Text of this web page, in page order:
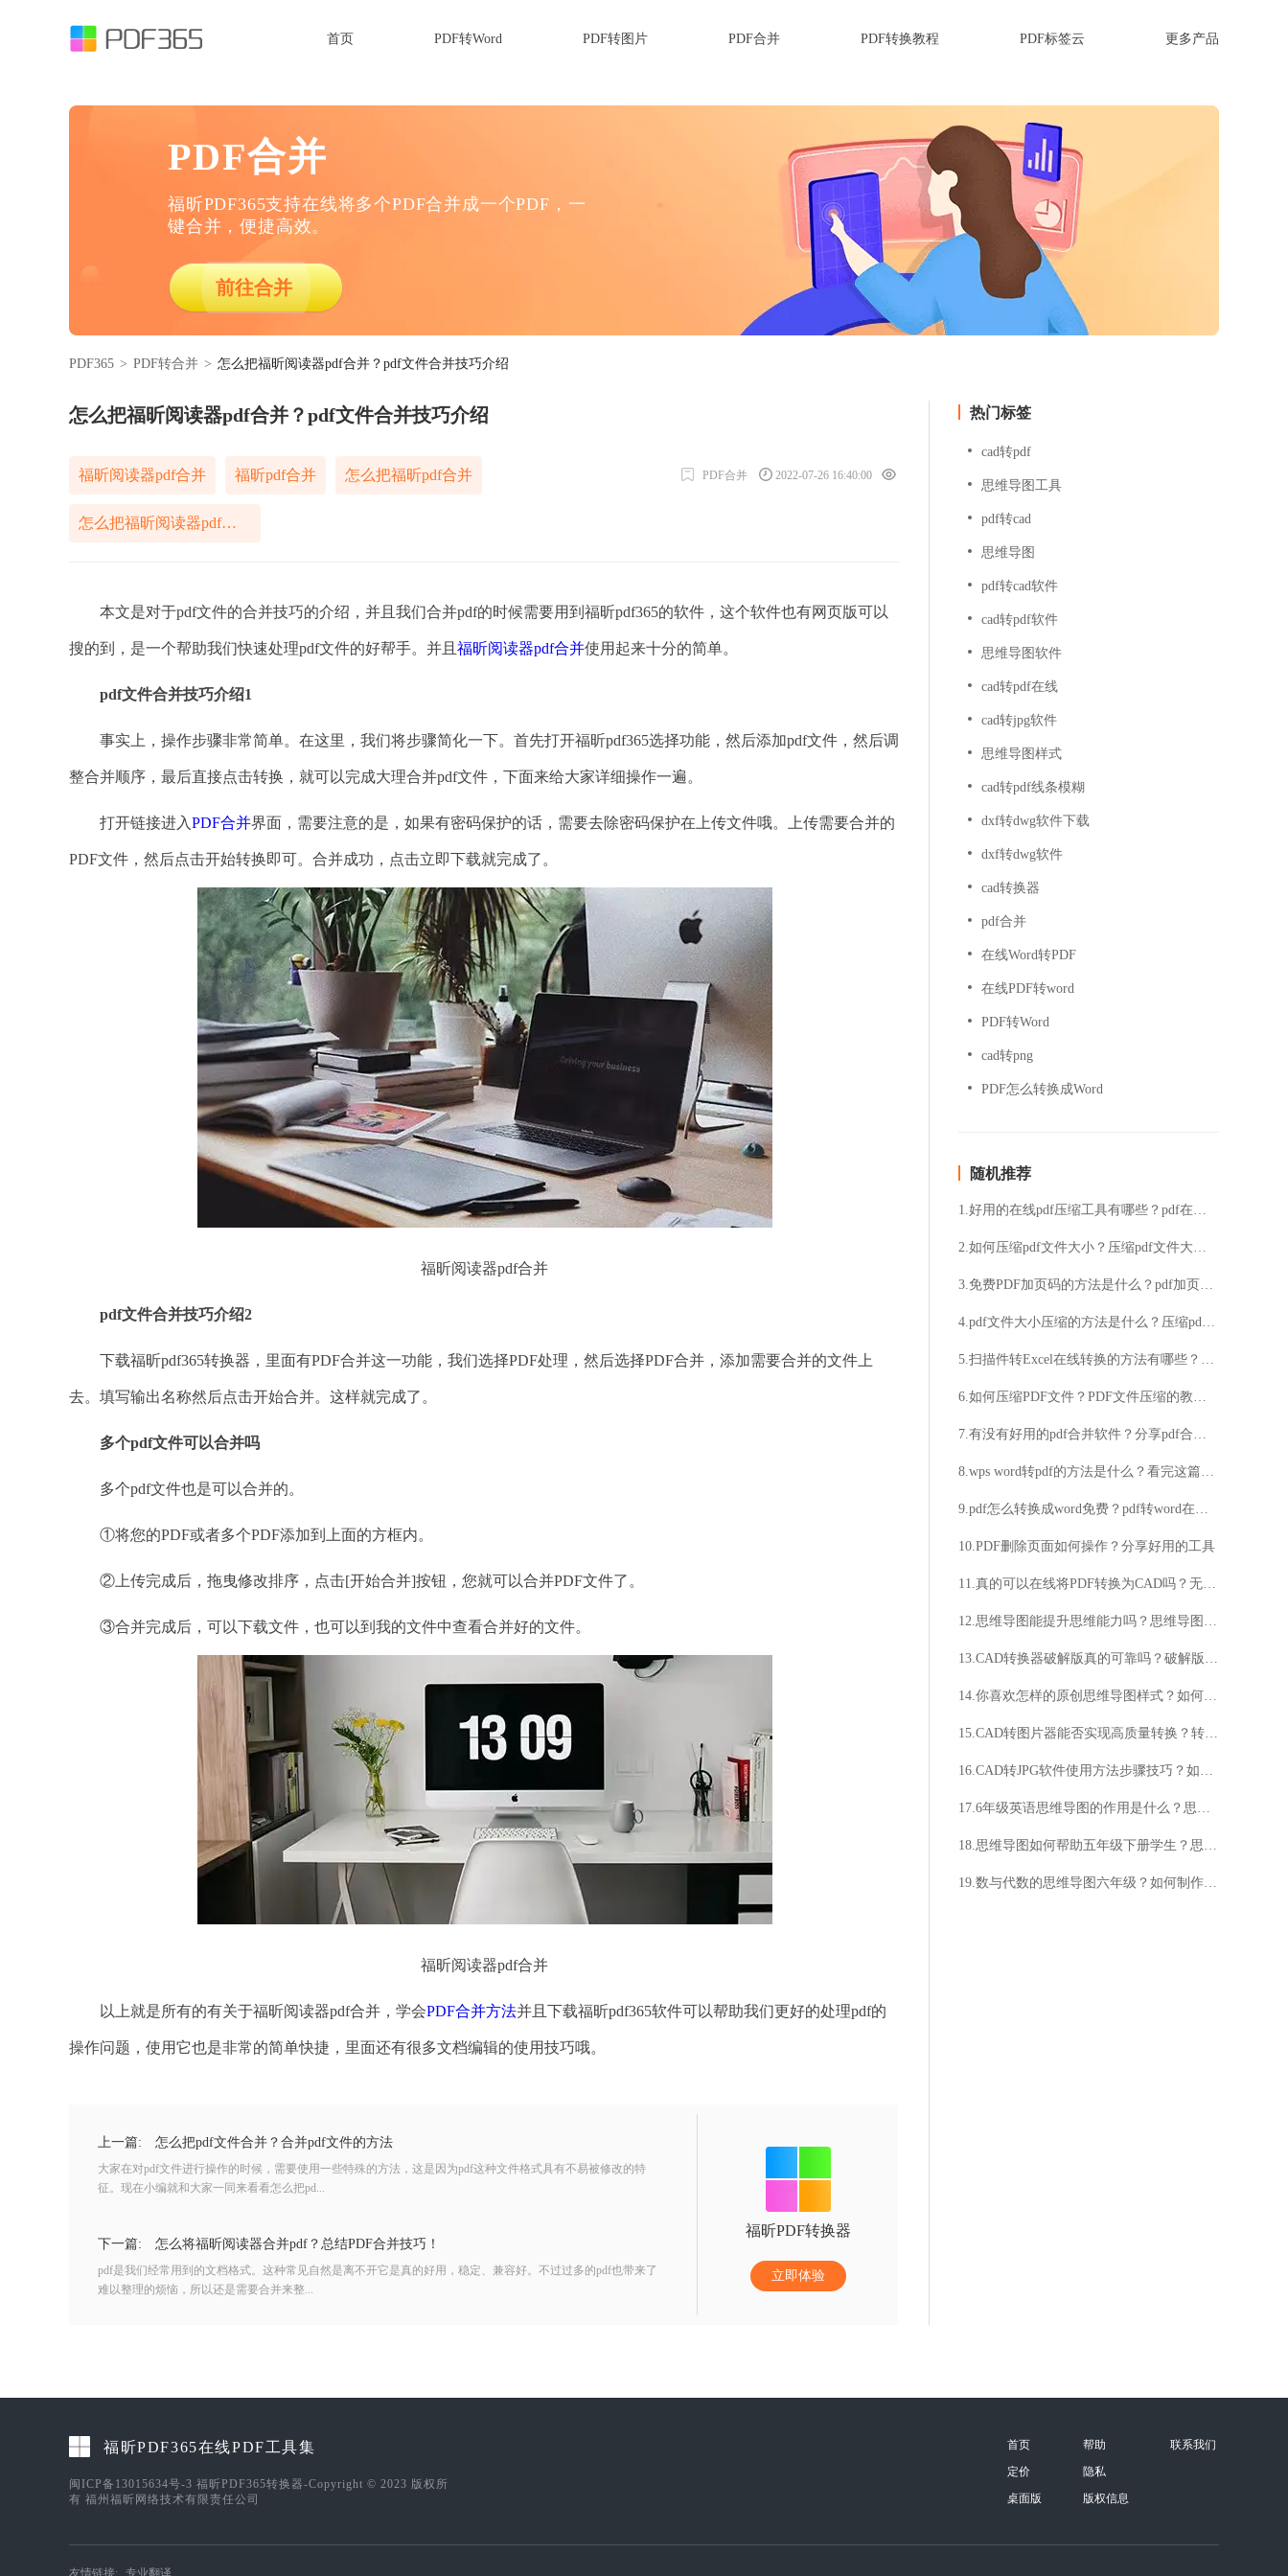
首页 PDF转Word PDF转图片 PDF合并 PDF转换教程 PDF标签云 更多产品
PDF合并
福昕PDF365支持在线将多个PDF合并成一个PDF，一
键合并，便捷高效。
前往合并
PDF365 > PDF转合并 > 怎么把福昕阅读器pdf合并？pdf文件合并技巧介绍
怎么把福昕阅读器pdf合并？pdf文件合并技巧介绍
福昕阅读器pdf合并 福昕pdf合并 怎么把福昕pdf合并
怎么把福昕阅读器pdf合并
PDF合并 2022-07-26 16:40:00
本文是对于pdf文件的合并技巧的介绍，并且我们合并pdf的时候需要用到福昕pdf365的软件，这个软件也有网页版可以
搜的到，是一个帮助我们快速处理pdf文件的好帮手。并且 福昕阅读器pdf合并使用起来十分的简单。
pdf文件合并技巧介绍1
事实上，操作步骤非常简单。在这里，我们将步骤简化一下。首先打开福昕pdf365选择功能，然后添加pdf文件，然后调
整合并顺序，最后直接点击转换，就可以完成大理合并pdf文件，下面来给大家详细操作一遍。
打开链接进入PDF合并界面，需要注意的是，如果有密码保护的话，需要去除密码保护在上传文件哦。上传需要合并的
PDF文件，然后点击开始转换即可。合并成功，点击立即下载就完成了。
福昕阅读器pdf合并
pdf文件合并技巧介绍2
下载福昕pdf365转换器，里面有PDF合并这一功能，我们选择PDF处理，然后选择PDF合并，添加需要合并的文件上
去。填写输出名称然后点击开始合并。这样就完成了。
多个pdf文件可以合并吗
多个pdf文件也是可以合并的。
①将您的PDF或者多个PDF添加到上面的方框内。
②上传完成后，拖曳修改排序，点击[开始合并]按钮，您就可以合并PDF文件了。
③合并完成后，可以下载文件，也可以到我的文件中查看合并好的文件。
福昕阅读器pdf合并
以上就是所有的有关于福昕阅读器pdf合并，学会PDF合并方法并且下载福昕pdf365软件可以帮助我们更好的处理pdf的
操作问题，使用它也是非常的简单快捷，里面还有很多文档编辑的使用技巧哦。
上一篇: 怎么把pdf文件合并？合并pdf文件的方法
大家在对pdf文件进行操作的时候，需要使用一些特殊的方法，这是因为pdf这种文件格式具有不易被修改的特
征。现在小编就和大家一同来看看怎么把pd...
下一篇: 怎么将福昕阅读器合并pdf？总结PDF合并技巧！
pdf是我们经常用到的文档格式。这种常见自然是离不开它是真的好用，稳定、兼容好。不过过多的pdf也带来了
难以整理的烦恼，所以还是需要合并来整...
福昕PDF转换器
立即体验
热门标签
cad转pdf
思维导图工具
pdf转cad
思维导图
pdf转cad软件
cad转pdf软件
思维导图软件
cad转pdf在线
cad转jpg软件
思维导图样式
cad转pdf线条模糊
dxf转dwg软件下载
dxf转dwg软件
cad转换器
pdf合并
在线Word转PDF
在线PDF转word
PDF转Word
cad转png
PDF怎么转换成Word
随机推荐
1.好用的在线pdf压缩工具有哪些？pdf在线压缩工具介绍
2.如何压缩pdf文件大小？压缩pdf文件大小的方法
3.免费PDF加页码的方法是什么？pdf加页码的方法推荐
4.pdf文件大小压缩的方法是什么？压缩pdf文件大小的具体步骤
5.扫描件转Excel在线转换的方法有哪些？感兴趣的小伙伴往这里看
6.如何压缩PDF文件？PDF文件压缩的教程分享
7.有没有好用的pdf合并软件？分享pdf合并操作步骤
8.wps word转pdf的方法是什么？看完这篇文章轻松搞定
9.pdf怎么转换成word免费？pdf转word在线免费工具推荐
10.PDF删除页面如何操作？分享好用的工具
11.真的可以在线将PDF转换为CAD吗？无需下载软件，如何实现PDF到CAD的在线转换？
12.思维导图能提升思维能力吗？思维导图适用于哪些场景？
13.CAD转换器破解版真的可靠吗？破解版CAD转换器安全吗？
14.你喜欢怎样的原创思维导图样式？如何让原创思维导图样式更吸引人？
15.CAD转图片器能否实现高质量转换？转换过程是否简便快捷？
16.CAD转JPG软件使用方法步骤技巧？如何使用CAD转JPG软件？
17.6年级英语思维导图的作用是什么？思维导图如何帮助6年级学生学习英语？
18.思维导图如何帮助五年级下册学生？思维导图在第三单元中的应用有哪些？
19.数与代数的思维导图六年级？如何制作数与代数的思维导图六年级？
福昕PDF365在线PDF工具集
闽ICP备13015634号-3 福昕PDF365转换器-Copyright © 2023 版权所
有 福州福昕网络技术有限责任公司
首页
定价
桌面版
帮助
隐私
版权信息
联系我们
友情链接: 专业翻译